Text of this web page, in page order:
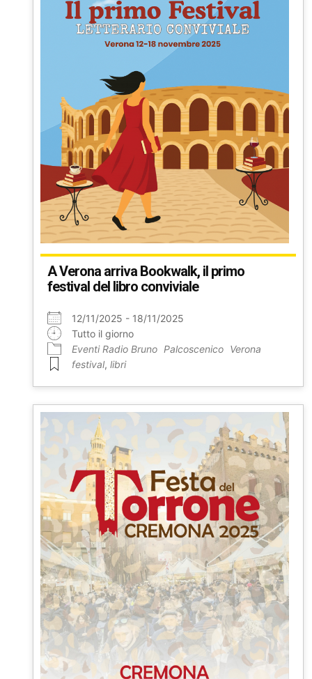
A Verona arriva Bookwalk, il primo
festival del libro conviviale
12/11/2025 - 18/11/2025
Tutto il giorno
Eventi Radio Bruno Palcoscenico Verona
festival, libri